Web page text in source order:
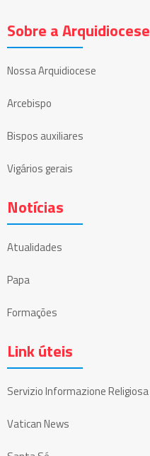
Sobre a Arquidiocese
Nossa Arquidiocese
Arcebispo
Bispos auxiliares
Vigários gerais
Notícias
Atualidades
Papa
Formações
Link úteis
Servizio Informazione Religiosa
Vatican News